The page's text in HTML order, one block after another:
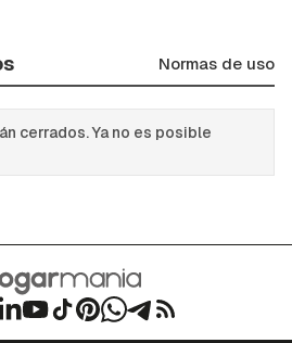
Normas de uso
cerrados. Ya no es posible